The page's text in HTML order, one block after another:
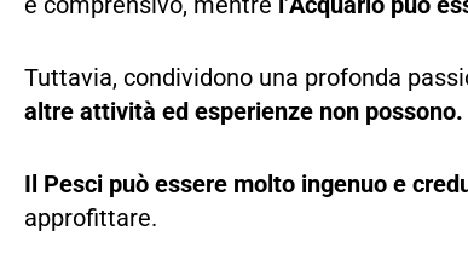
Tuttavia, condividono una profonda
altre attività ed esperienze non possono.
Il Pesci può essere molto ingenuo e
approfittare.